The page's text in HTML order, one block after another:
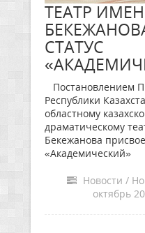
ТЕАТР
СТАТУС
Постановлением
Республики
областному
драматическому
Бекежанова
«Академический»
Новости /
октябрь